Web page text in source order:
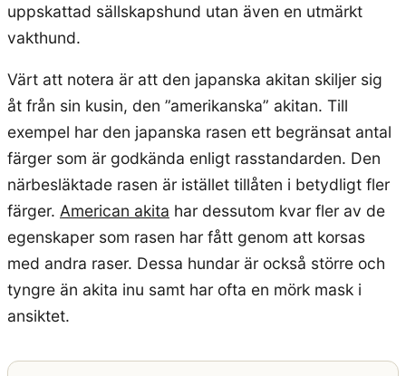
uppskattad sällskapshund utan även en utmärkt
vakthund.
Värt att notera är att den japanska akitan skiljer sig
åt från sin kusin, den ”amerikanska” akitan. Till
exempel har den japanska rasen ett begränsat antal
färger som är godkända enligt rasstandarden. Den
närbesläktade rasen är istället tillåten i betydligt fler
färger. American akita har dessutom kvar fler av de
egenskaper som rasen har fått genom att korsas
med andra raser. Dessa hundar är också större och
tyngre än akita inu samt har ofta en mörk mask i
ansiktet.